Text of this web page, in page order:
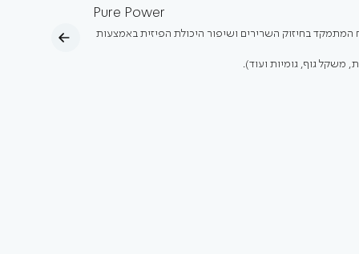
Pure Power
המתמקד בחיזוק השרירים ושיפור היכולת הפיזית באמצעות
משקל גוף, גומיות ועוד).